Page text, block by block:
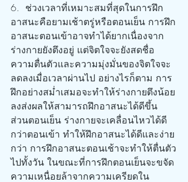
6.  ช่วงเวลาที่เหมาะสมที่สุดในการฝึก
อาสนะคือยามเช้าตรู่หรือตอนเย็น การฝึก
อาสนะตอนเข้าอาจทำได้ยากเนื่องจาก
ร่างกายยังตึงอยู่ แต่จิตใจจะยังสดชื่อ
ความตื่นตัวและความมุ่งมั่นของจิตใจจะ
ลดลงเมื่อเวลาผ่านไป อย่างไรก็ตาม การ
ฝึกอย่างสม่ำเสมอจะทำให้ร่างกายตึงน้อย
ลงส่งผลให้สามารถฝึกอาสนะได้ดีขึ้น
ส่วนตอนเย็น ร่างกายจะเคลื่อนไหวได้ดี
กว่าตอนเข้า ทำให้ฝึกอาสนะได้ดีและง่าย
กว่า การฝึกอาสนะตอนเช้าจะทำให้ตื่นตัว
ไปทั้งวัน ในขณะที่การฝึกตอนเย็นจะขจัด
ความเหนื่อยล้าจากความเครียดใน